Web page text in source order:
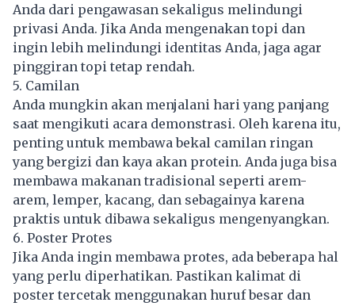
Anda dari pengawasan sekaligus melindungi
privasi Anda. Jika Anda mengenakan topi dan
ingin lebih melindungi identitas Anda, jaga agar
pinggiran topi tetap rendah.
5. Camilan
Anda mungkin akan menjalani hari yang panjang
saat mengikuti acara demonstrasi. Oleh karena itu,
penting untuk membawa bekal camilan ringan
yang bergizi dan kaya akan protein. Anda juga bisa
membawa makanan tradisional seperti arem-
arem, lemper, kacang, dan sebagainya karena
praktis untuk dibawa sekaligus mengenyangkan.
6. Poster Protes
Jika Anda ingin membawa protes, ada beberapa hal
yang perlu diperhatikan. Pastikan kalimat di
poster tercetak menggunakan huruf besar dan